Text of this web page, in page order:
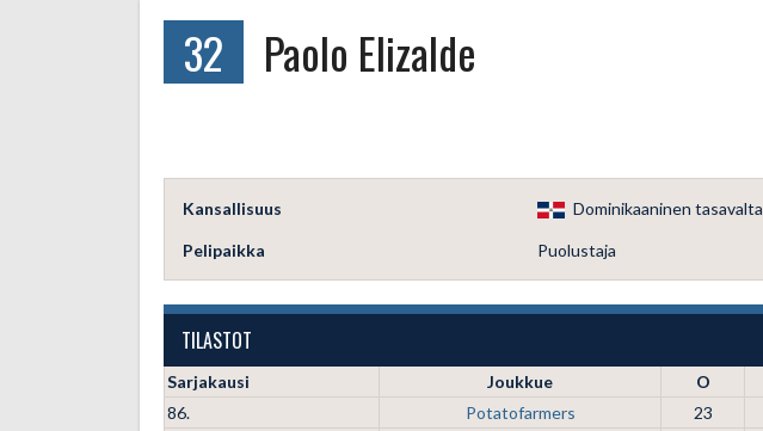
32 Paolo Elizalde
Kansallisuus Dominikaaninen tasavalta
Pelipaikka Puolustaja
TILASTOT
Sarjakausi Joukkue O
86.
Potatofarmers 23